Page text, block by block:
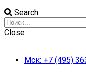
Search
Close
Мск: +7 (495)